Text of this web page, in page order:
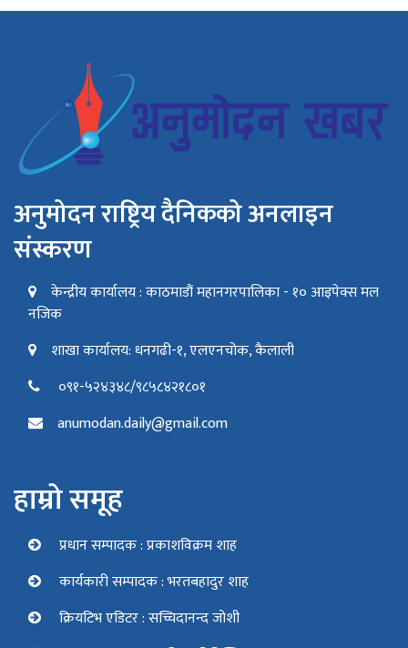
अनुमोदन राष्ट्रिय दैनिकको अनलाइन
संस्करण
केन्द्रीय कार्यालय : काठमाडौं महानगरपालिका - १० आइपेक्स मल
नजिक
शाखा कार्यालय: धनगढी-१, एलएनचोक, कैलाली
०९१-५२४३४८/९८५८४२१८०१
anumodan.daily@gmail.com
हाम्रो समूह
प्रधान सम्पादक : प्रकाशविक्रम शाह
कार्यकारी सम्पादक : भरतबहादुर शाह
क्रियटिभ एडिटर : सच्चिदानन्द जोशी